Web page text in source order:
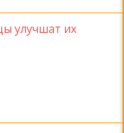
улучшат их